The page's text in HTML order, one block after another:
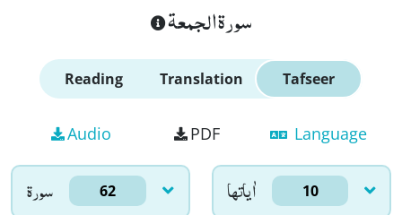
سورة الجمعة
Reading Translation Tafseer
Audio PDF Language
سورۃ 62 اٰياتها 10